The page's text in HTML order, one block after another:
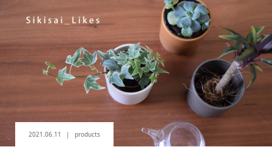
2021.06.11 products